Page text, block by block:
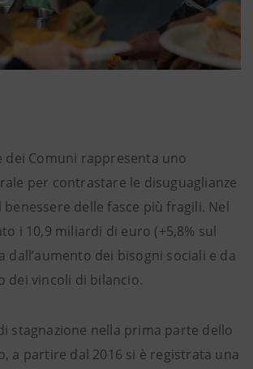
dei Comuni rappresenta uno
per contrastare le disuguaglianze
delle fasce più fragili. Nel
i 10,9 miliardi di euro (+5,8% sul
dall’aumento dei bisogni sociali e da
dei vincoli di bilancio.
stagnazione nella prima parte dello
a partire dal 2016 si è registrata una